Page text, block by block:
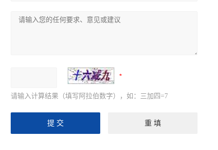
请输入计算结果（填写阿拉伯数字），如：三加四=7